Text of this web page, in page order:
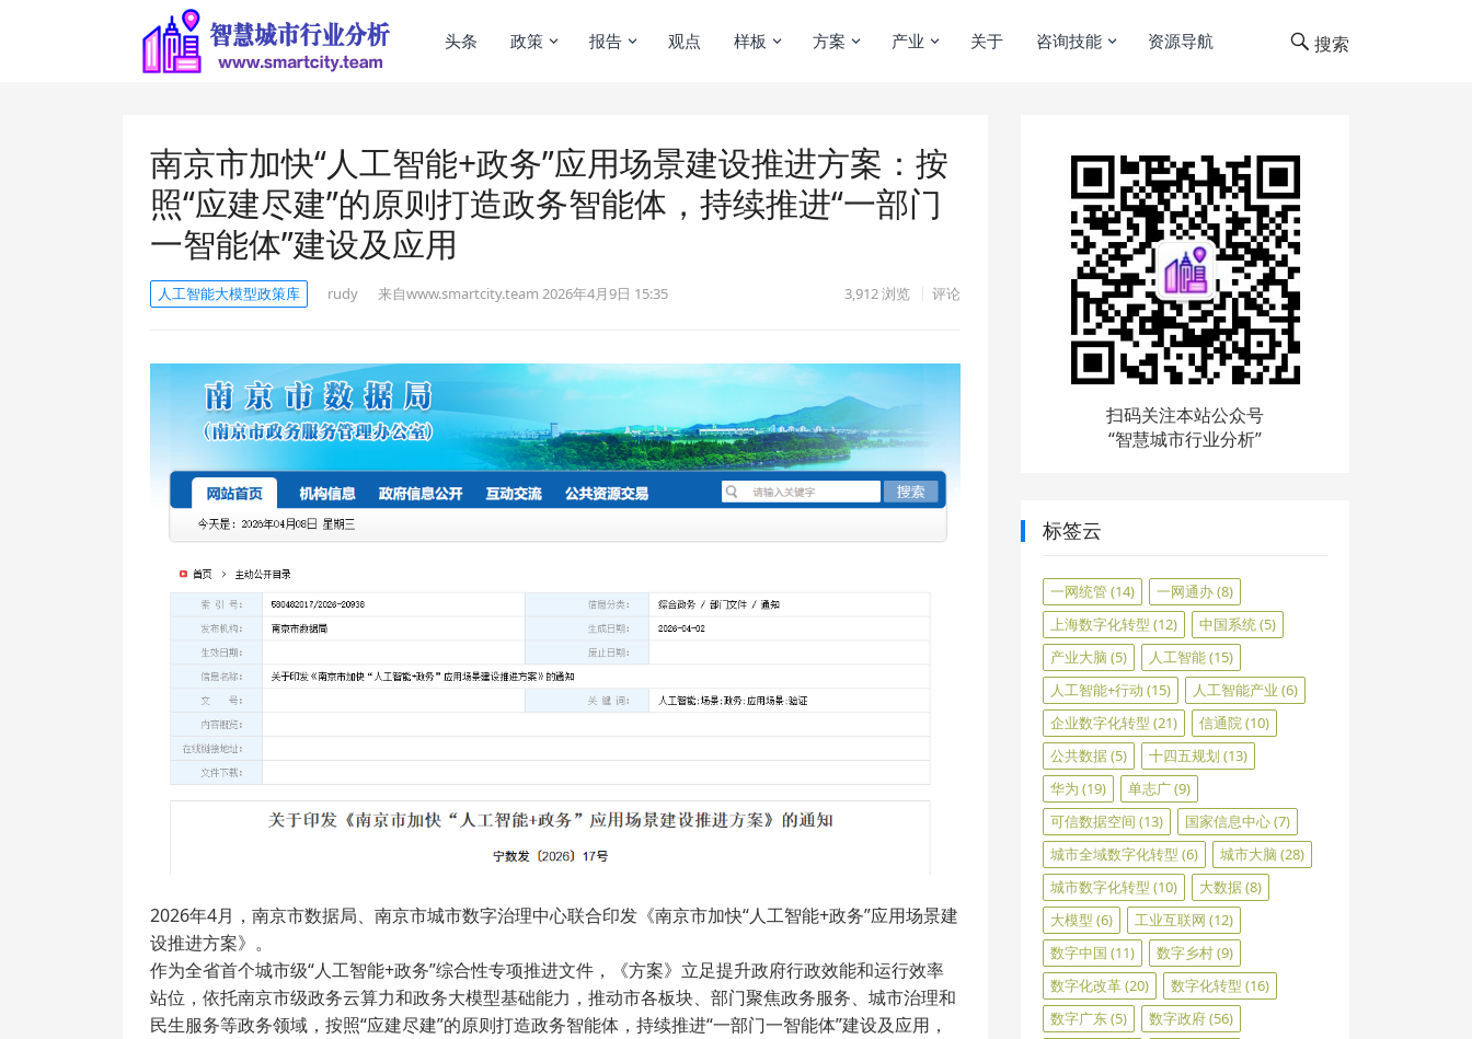
头条 政策 报告 观点 样板 方案 产业 关于 咨询技能 资源导航 搜索
南京市加快“人工智能+政务”应用场景建设推进方案：按
照“应建尽建”的原则打造政务智能体，持续推进“一部门
一智能体”建设及应用
人工智能大模型政策库 rudy 来自www.smartcity.team 2026年4月9日 15:35 3,912浏览 评论
2026年4月，南京市数据局、南京市城市数字治理中心联合印发《南京市加快“人工智能+政务”应用场景建
设推进方案》。
作为全省首个城市级“人工智能+政务”综合性专项推进文件，《方案》立足提升政府行政效能和运行效率
站位，依托南京市级政务云算力和政务大模型基础能力，推动市各板块、部门聚焦政务服务、城市治理和
民生服务等政务领域，按照“应建尽建”的原则打造政务智能体，持续推进“一部门一智能体”建设及应用，
扫码关注本站公众号
“智慧城市行业分析”
标签云
一网统管(14) 一网通办(8)
上海数字化转型 (12) 中国系统(5)
产业大脑 (5) 人工智能(15)
人工智能+行动 (15) 人工智能产业 (6)
企业数字化转型 (21) 信通院(10)
公共数据(5) 十四五规划 (13)
华为 (19) 单志广(9)
可信数据空间 (13) 国家信息中心(7)
城市全域数字化转型 (6) 城市大脑 (28)
城市数字化转型 (10) 大数据(8)
大模型 (6) 工业互联网 (12)
数字中国 (11) 数字乡村(9)
数字化改革(20) 数字化转型 (16)
数字广东(5) 数字政府(56)